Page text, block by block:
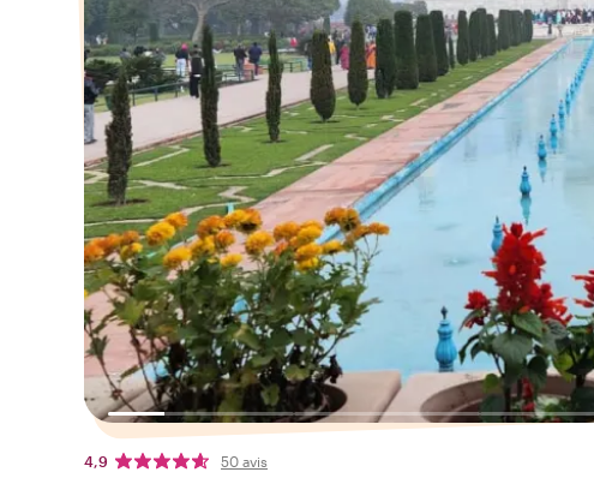
4,9 50 avis